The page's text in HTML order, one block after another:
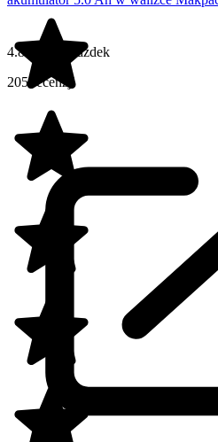
4.8 na 5 gwiazdek
205 recenzji